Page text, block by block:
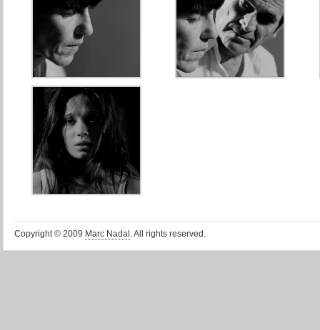
Copyright © 2009 Marc Nadal . All rights reserved.